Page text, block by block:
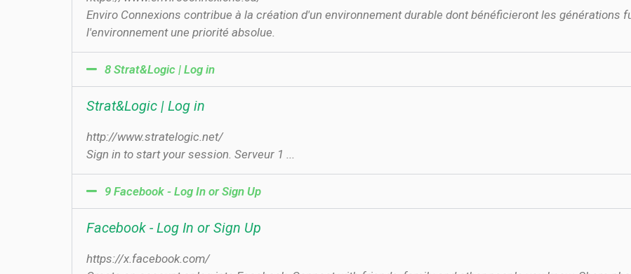
Enviro Connexions contribue à la création d'un environnement durable dont bénéficieront les générations
l'environnement une priorité absolue.
8 Strat&Logic | Log in
Strat&Logic | Log in
http://www.stratelogic.net/
Sign in to start your session. Serveur 1 ...
9 Facebook - Log In or Sign Up
Facebook - Log In or Sign Up
https://x.facebook.com/